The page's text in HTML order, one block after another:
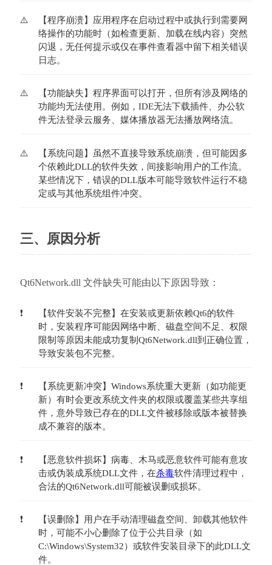
【程序崩溃】应用程序在启动过程中或执行到需要网
络操作的功能时（如检查更新、加载在线内容）突然
闪退，无任何提示或仅在事件查看器中留下相关错误
日志。
【功能缺失】程序界面可以打开，但所有涉及网络的
功能均无法使用。例如，IDE无法下载插件、办公软
件无法登录云服务、媒体播放器无法播放网络流。
【系统问题】虽然不直接导致系统崩溃，但可能因多
个依赖此DLL的软件失效，间接影响用户的工作流。
某些情况下，错误的DLL版本可能导致软件运行不稳
定或与其他系统组件冲突。
三、原因分析
Qt6Network.dll 文件缺失可能由以下原因导致：
【软件安装不完整】在安装或更新依赖Qt6的软件
时，安装程序可能因网络中断、磁盘空间不足、权限
限制等原因未能成功复制Qt6Network.dll到正确位置，
导致安装包不完整。
【系统更新冲突】Windows系统重大更新（如功能更
新）有时会更改系统文件夹的权限或覆盖某些共享组
件，意外导致已存在的DLL文件被移除或版本被替换
成不兼容的版本。
【恶意软件损坏】病毒、木马或恶意软件可能有意攻
击或伪装成系统DLL文件，在杀毒软件清理过程中，
合法的Qt6Network.dll可能被误删或损坏。
【误删除】用户在手动清理磁盘空间、卸载其他软件
时，可能不小心删除了位于公共目录（如
C:\Windows\System32）或软件安装目录下的此DLL文
件。